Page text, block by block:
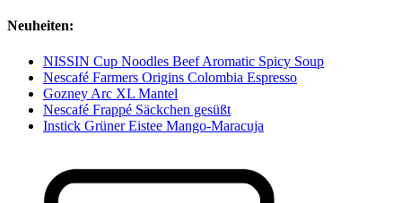
Neuheiten:
NISSIN Cup Noodles Beef Aromatic Spicy Soup
Nescafé Farmers Origins Colombia Espresso
Gozney Arc XL Mantel
Nescafé Frappé Säckchen gesüßt
Instick Grüner Eistee Mango-Maracuja